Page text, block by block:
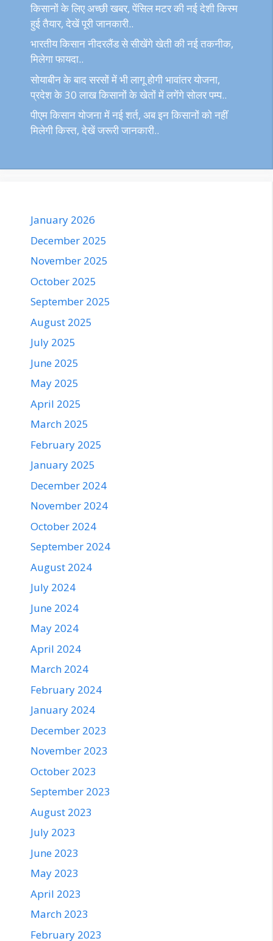
किसानों के लिए अच्छी खबर, पेंसिल मटर की नई देशी किस्म
हुई तैयार, देखें पूरी जानकारी..
भारतीय किसान नीदरलैंड से सीखेंगे खेती की नई तकनीक,
मिलेगा फायदा..
सोयाबीन के बाद सरसों में भी लागू होगी भावांतर योजना,
प्रदेश के 30 लाख किसानों के खेतों में लगेंगे सोलर पम्प..
पीएम किसान योजना में नई शर्त, अब इन किसानों को नहीं
मिलेगी किस्त, देखें जरूरी जानकारी..
January 2026
December 2025
November 2025
October 2025
September 2025
August 2025
July 2025
June 2025
May 2025
April 2025
March 2025
February 2025
January 2025
December 2024
November 2024
October 2024
September 2024
August 2024
July 2024
June 2024
May 2024
April 2024
March 2024
February 2024
January 2024
December 2023
November 2023
October 2023
September 2023
August 2023
July 2023
June 2023
May 2023
April 2023
March 2023
February 2023